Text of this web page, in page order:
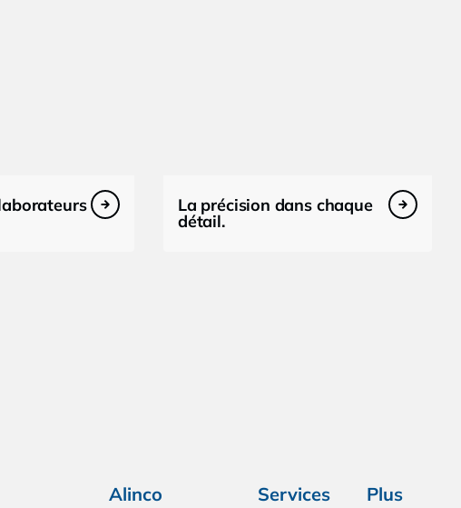
La précision dans chaque
détail.
Alinco Services Plus